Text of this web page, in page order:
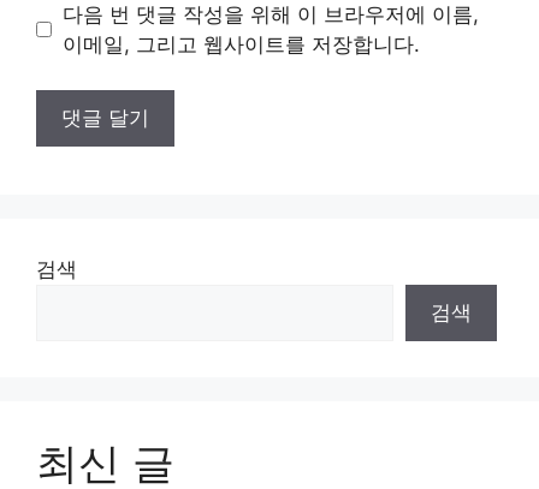
트
다음 번 댓글 작성을 위해 이 브라우저에 이름,
이메일, 그리고 웹사이트를 저장합니다.
검색
검색
최신 글